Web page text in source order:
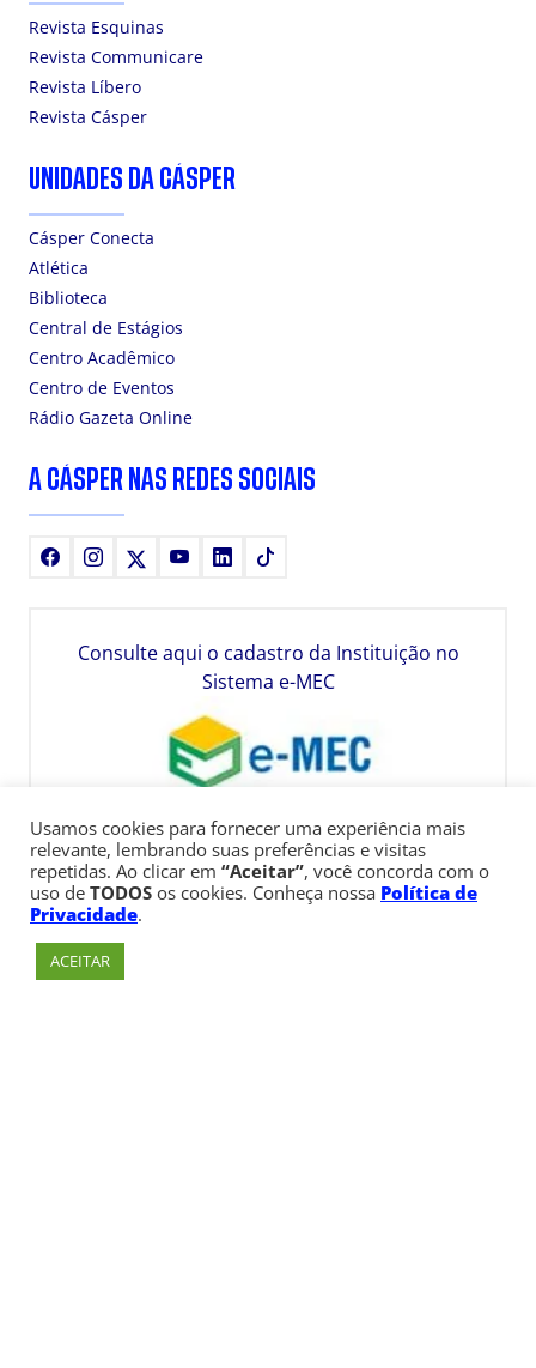
Revista Esquinas
Revista Communicare
Revista Líbero
Revista Cásper
UNIDADES DA CÁSPER
Cásper Conecta
Atlética
Biblioteca
Central de Estágios
Centro Acadêmico
Centro de Eventos
Rádio Gazeta Online
A CÁSPER NAS REDES SOCIAIS
FacebookInstagram YoutubeLinkedIn
Consulte aqui o cadastro da Instituição no
Sistema e-MEC
Usamos cookies para fornecer uma experiência mais
relevante, lembrando suas preferências e visitas
repetidas. Ao clicar em “Aceitar”, você concorda com o
uso de TODOS os cookies. Conheça nossa Política de
Privacidade.
ACEITAR